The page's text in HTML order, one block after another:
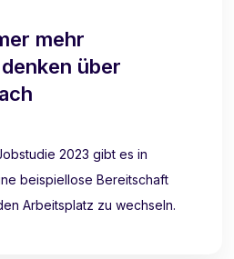
mehr
über
2023 gibt es in
beispiellose Bereitschaft
Arbeitsplatz zu wechseln.